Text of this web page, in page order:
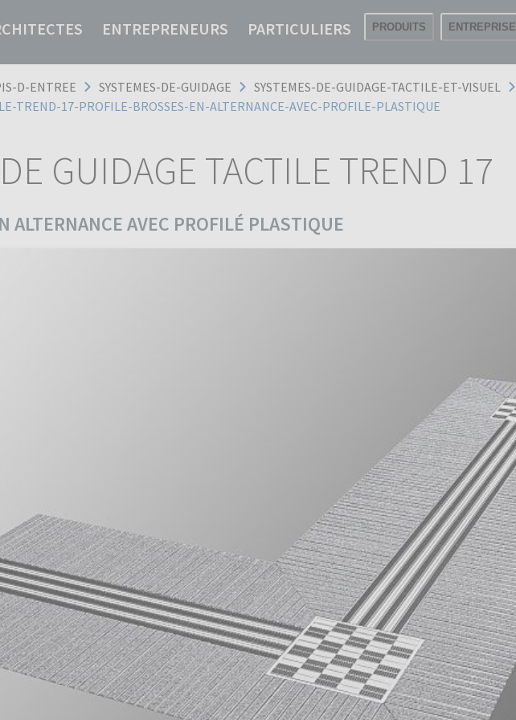
ENTREPRENEURS PARTICULIERS PRODUITS ENTREPRISE
D-ENTREE SYSTEMES-DE-GUIDAGE
SYSTEMES-DE-GUIDAGE-TACTILE-ET-VISUEL
TREND-17-PROFILE-BROSSES-EN-ALTERNANCE-AVEC-PROFILE-PLASTIQUE
GUIDAGE TACTILE TREND 17
ALTERNANCE AVEC PROFILÉ PLASTIQUE